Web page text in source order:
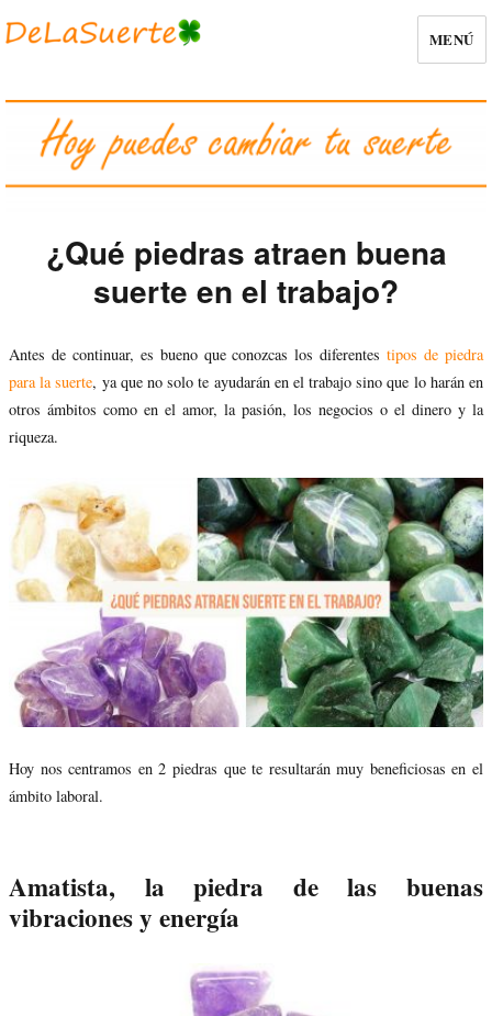
MENÚ
¿Qué piedras atraen buena
suerte en el trabajo?
Antes de continuar, es bueno que conozcas los diferentestipos de piedra
para la suerte, ya que no solo te ayudarán en el trabajo sino que lo harán en
otros ámbitos como en el amor, la pasión, los negocios o el dinero y la
riqueza.
Hoy nos centramos en 2 piedras que te resultarán muy beneficiosas en el
ámbito laboral.
Amatista, la piedra de las buenas
vibraciones y energía